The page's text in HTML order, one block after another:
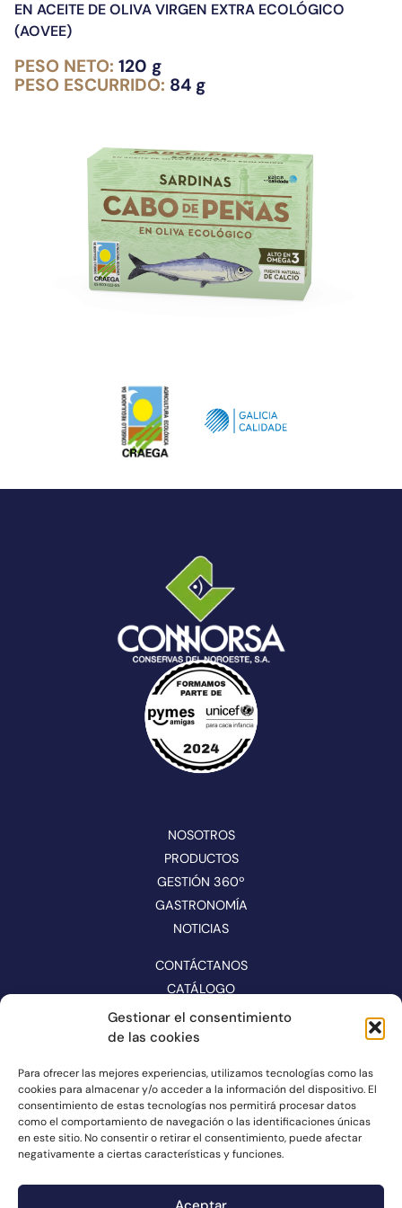
Gestionar el consentimiento
de las cookies
Para ofrecer las mejores experiencias, utilizamos tecnologías como las
cookies para almacenar y/o acceder a la información del dispositivo. El
consentimiento de estas tecnologías nos permitirá procesar datos
como el comportamiento de navegación o las identificaciones únicas
en este sitio. No consentir o retirar el consentimiento, puede afectar
negativamente a ciertas características y funciones.
EN ACEITE DE OLIVA VIRGEN EXTRA ECOLÓGICO
(AOVEE)
PESO NETO: 120 g
PESO ESCURRIDO: 84 g
NOSOTROS
PRODUCTOS
GESTIÓN 360º
GASTRONOMÍA
NOTICIAS
CONTÁCTANOS
CATÁLOGO
SÍGUENOS EN REDES